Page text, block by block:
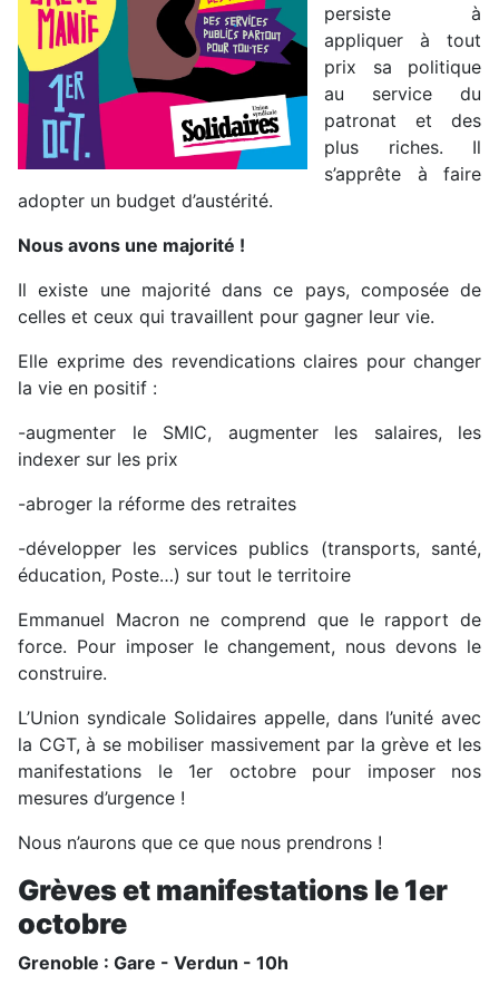
persiste à
appliquer à tout
prix sa politique
au service du
patronat et des
plus riches. Il
s’apprête à faire
adopter un budget d’austérité.
Nous avons une majorité !
Il existe une majorité dans ce pays, composée de
celles et ceux qui travaillent pour gagner leur vie.
Elle exprime des revendications claires pour changer
la vie en positif :
-augmenter le SMIC, augmenter les salaires, les
indexer sur les prix
-abroger la réforme des retraites
-développer les services publics (transports, santé,
éducation, Poste…) sur tout le territoire
Emmanuel Macron ne comprend que le rapport de
force. Pour imposer le changement, nous devons le
construire.
L’Union syndicale Solidaires appelle, dans l’unité avec
la CGT, à se mobiliser massivement par la grève et les
manifestations le 1er octobre pour imposer nos
mesures d’urgence !
Nous n’aurons que ce que nous prendrons !
Grèves et manifestations le 1er
octobre
Grenoble : Gare - Verdun - 10h